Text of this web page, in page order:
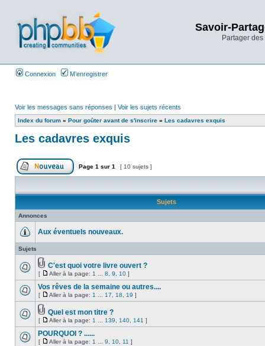
Savoir-
Partager
Connexion M’enregistrer
Voir les messages sans réponses | Voir les sujets récents
Index du forum » Pour goûter avant de s'inscrire » Les cadavres exquis
Les cadavres exquis
Page 1 sur 1 [ 10 sujets ]
Sujets
Annonces
Aux éventuels nouveaux.
Sujets
C'est quoi votre livre ouvert ?
[ Aller à la page: 1 8 9 10 ]
Vos rêves de la semaine ou autres....
[ Aller à la page: 1 17 18 19 ]
Quel est mon titre ?
[ Aller à la page: 1 139 140 141 ]
POURQUOI ? ......
[ Aller à la page: 1 9 10 11 ]